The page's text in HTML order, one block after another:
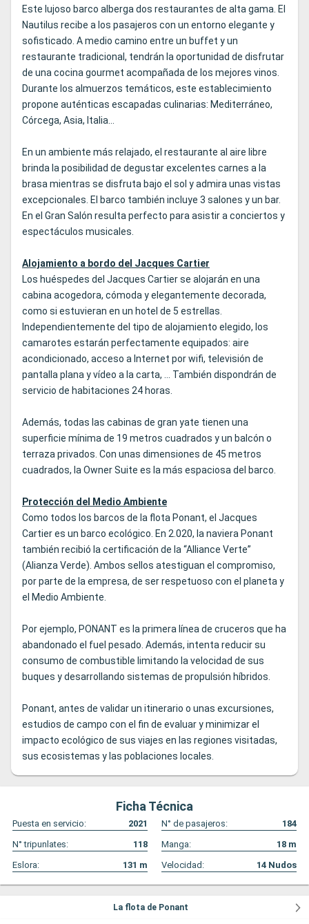
Este lujoso barco alberga dos restaurantes de alta gama. El
Nautilus recibe a los pasajeros con un entorno elegante y
sofisticado. A medio camino entre un buffet y un
restaurante tradicional, tendrán la oportunidad de disfrutar
de una cocina gourmet acompañada de los mejores vinos.
Durante los almuerzos temáticos, este establecimiento
propone auténticas escapadas culinarias: Mediterráneo,
Córcega, Asia, Italia...
En un ambiente más relajado, el restaurante al aire libre
brinda la posibilidad de degustar excelentes carnes a la
brasa mientras se disfruta bajo el sol y admira unas vistas
excepcionales. El barco también incluye 3 salones y un bar.
En el Gran Salón resulta perfecto para asistir a conciertos y
espectáculos musicales.
Alojamiento a bordo del Jacques Cartier
Los huéspedes del Jacques Cartier se alojarán en una
cabina acogedora, cómoda y elegantemente decorada,
como si estuvieran en un hotel de 5 estrellas.
Independientemente del tipo de alojamiento elegido, los
camarotes estarán perfectamente equipados: aire
acondicionado, acceso a Internet por wifi, televisión de
pantalla plana y vídeo a la carta, ... También dispondrán de
servicio de habitaciones 24 horas.
Además, todas las cabinas de gran yate tienen una
superficie mínima de 19 metros cuadrados y un balcón o
terraza privados. Con unas dimensiones de 45 metros
cuadrados, la Owner Suite es la más espaciosa del barco.
Protección del Medio Ambiente
Como todos los barcos de la flota Ponant, el Jacques
Cartier es un barco ecológico. En 2.020, la naviera Ponant
también recibió la certificación de la “Alliance Verte”
(Alianza Verde). Ambos sellos atestiguan el compromiso,
por parte de la empresa, de ser respetuoso con el planeta y
el Medio Ambiente.
Por ejemplo, PONANT es la primera línea de cruceros que ha
abandonado el fuel pesado. Además, intenta reducir su
consumo de combustible limitando la velocidad de sus
buques y desarrollando sistemas de propulsión híbridos.
Ponant, antes de validar un itinerario o unas excursiones,
estudios de campo con el fin de evaluar y minimizar el
impacto ecológico de sus viajes en las regiones visitadas,
sus ecosistemas y las poblaciones locales.
Ficha Técnica
Puesta en servicio: 2021 N° de pasajeros:
184
N° tripunlates:
118 Manga: 18 m
Eslora:
131 m Velocidad: 14 Nudos
La flota de Ponant